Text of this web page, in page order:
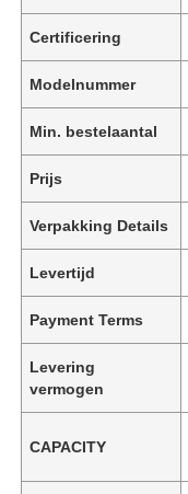
Certificering
Modelnummer
Min. bestelaantal
Prijs
Verpakking Details
Levertijd
Payment Terms
Levering
vermogen
CAPACITY